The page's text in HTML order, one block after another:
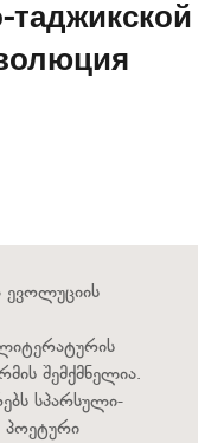
ევოლუციის
შემქმნელია.
სპარსული-
პოეტური